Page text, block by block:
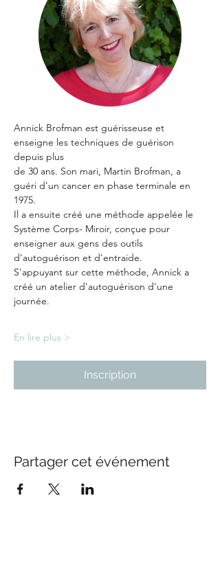
Annick Brofman est guérisseuse et
enseigne les techniques de guérison
depuis plus
de 30 ans. Son mari, Martin Brofman, a
guéri d'un cancer en phase terminale en
1975.
Il a ensuite créé une méthode appelée le
Système Corps- Miroir, conçue pour
enseigner aux gens des outils
d'autoguérison et d'entraide.
S'appuyant sur cette méthode, Annick a
créé un atelier d'autoguérison d'une
journée.
En lire plus >
Inscription
Partager cet événement